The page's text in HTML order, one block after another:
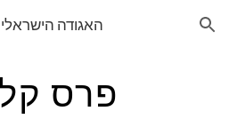
Skip to navigation האגודה
פרס